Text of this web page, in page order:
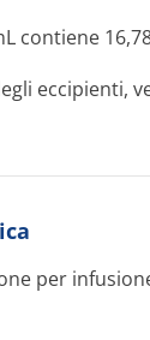
contiene
eccipienti,
per